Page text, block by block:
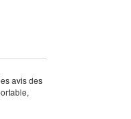
avis des